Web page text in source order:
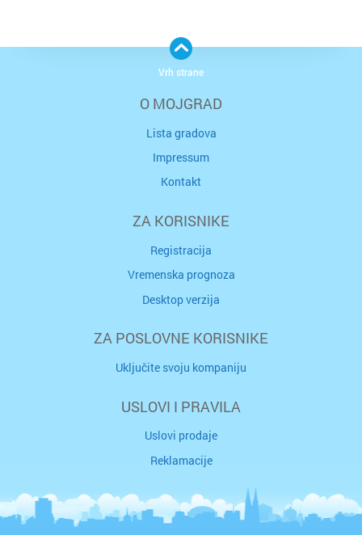
O MOJGRAD
Lista gradova
Impressum
Kontakt
ZA KORISNIKE
Registracija
Vremenska prognoza
Desktop verzija
ZA POSLOVNE KORISNIKE
Uključite svoju kompaniju
USLOVI I PRAVILA
Uslovi prodaje
Reklamacije
Vrh strane